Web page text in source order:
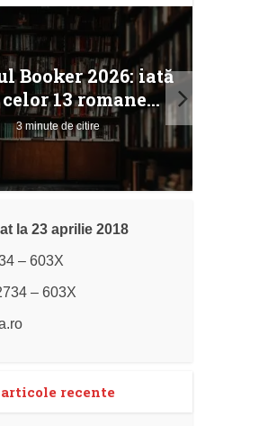
Booker 2026: iată
13 romane...
3 minute de citire
la 23 aprilie 2018
– 603X
– 603X
articole recente